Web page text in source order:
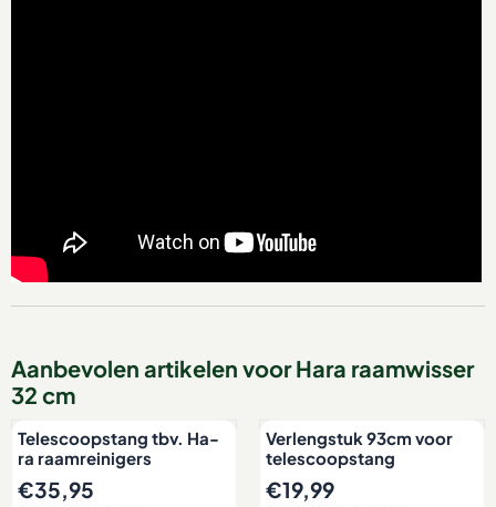
Aanbevolen artikelen voorHara raamwisser
32 cm
Telescoopstang tbv. Ha-
ra raamreinigers
Prijs: 35,95, exclusief btw: 29,71
€35,95
Verlengstuk 93cm voor
telescoopstang
Prijs: 19,99, exclusief btw:
€19,99